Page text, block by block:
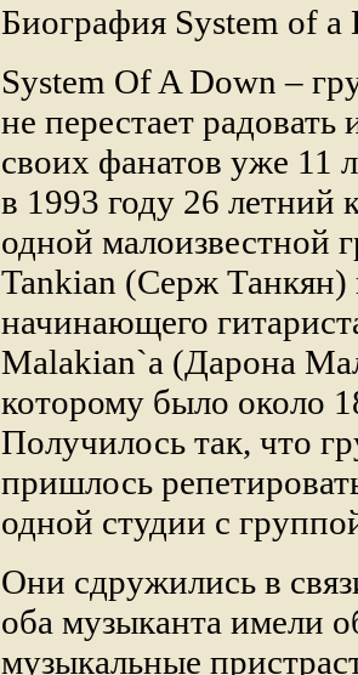
Биография System of a
System Of A Down –
не перестает радовать
своих фанатов уже 11
в 1993 году 26 летний
одной малоизвестной
Tankian (Серж Танкян)
начинающего
Malakian`a (Дарона
которому было около
Получилось так, что
пришлось
одной студии с
Они сдружились в
оба музыканта имели
музыкальные